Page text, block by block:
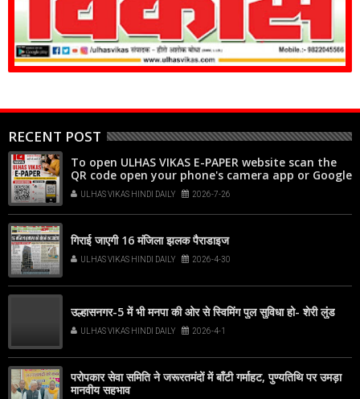
RECENT POST
To open ULHAS VIKAS E-PAPER website scan the
QR code open your phone's camera app or Google
Lens, point it at the code, and tap the web link
popup that appears on your screen
ULHAS VIKAS HINDI DAILY 2026-7-26
गिराई जाएगी 16 मंजिला झलक पैराडाइज
ULHAS VIKAS HINDI DAILY 2026-4-30
उल्हासनगर-5 में भी मनपा की ओर से स्विमिंग पुल सुविधा हो- शेरी लुंड
ULHAS VIKAS HINDI DAILY 2026-4-1
परोपकार सेवा समिति ने जरूरतमंदों में बाँटी गर्माहट, पुण्यतिथि पर उमड़ा
मानवीय सहभाव